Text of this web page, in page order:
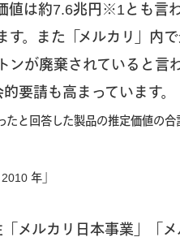
値は約7.6兆円※1とも言わ
。また「メルカリ」内
ンが廃棄されていると言
要請も高まっています。
と回答した製品の推定価値の合
年」
メルカリ日本事業」「メ